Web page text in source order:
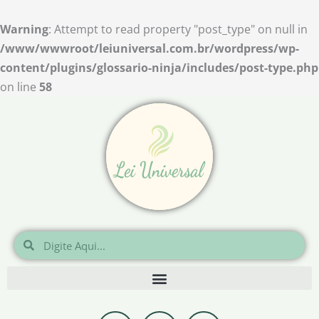
Warning: Attempt to read property "post_type" on null in
/www/wwwroot/leiuniversal.com.br/wordpress/wp-
content/plugins/glossario-ninja/includes/post-type.php
on line 58
para
o
conteúdo
Pesquisar
Pesquisar